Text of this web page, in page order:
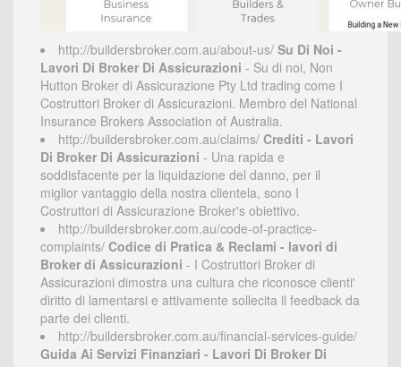
http://buildersbroker.com.au/about-us/ Su Di Noi -
Lavori Di Broker Di Assicurazioni - Su di noi, Non
Hutton Broker di Assicurazione Pty Ltd trading come I
Costruttori Broker di Assicurazioni. Membro del National
Insurance Brokers Association of Australia.
http://buildersbroker.com.au/claims/ Crediti - Lavori
Di Broker Di Assicurazioni - Una rapida e
soddisfacente per la liquidazione del danno, per il
miglior vantaggio della nostra clientela, sono I
Costruttori di Assicurazione Broker's obiettivo.
http://buildersbroker.com.au/code-of-practice-
complaints/ Codice di Pratica & Reclami - lavori di
Broker di Assicurazioni - I Costruttori Broker di
Assicurazioni dimostra una cultura che riconosce clienti'
diritto di lamentarsi e attivamente sollecita il feedback da
parte dei clienti.
http://buildersbroker.com.au/financial-services-guide/
Guida Ai Servizi Finanziari - Lavori Di Broker Di